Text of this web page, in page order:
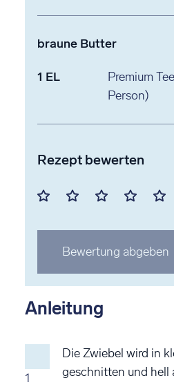
braune Butter
1 EL Premium
Person)
Rezept bewerten
Mit
Stern
bewerten
Mit
Stern
bewerten
Mit
Stern
Mit
Stern
Mit
Bewertung abgeben
Anleitung
1
Die Zwiebel wird in
geschnitten und hell